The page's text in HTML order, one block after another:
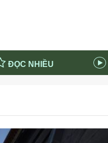
ĐỌC NHIỀU
nước Nga